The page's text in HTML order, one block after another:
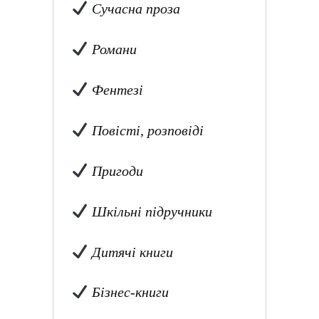
Сучасна проза
Романи
Фентезі
Повісті, розповіді
Пригоди
Шкільні підручники
Дитячі книги
Бізнес-книги